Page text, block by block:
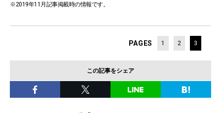
※2019年11月記事掲載時の情報です。
PAGES 1 2 3
この記事をシェア